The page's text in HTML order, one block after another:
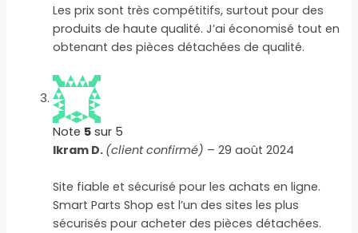
Les prix sont très compétitifs, surtout pour des
produits de haute qualité. J’ai économisé tout en
obtenant des pièces détachées de qualité.
Note 5 sur 5
Ikram D. (client confirmé) – 29 août 2024
Site fiable et sécurisé pour les achats en ligne.
Smart Parts Shop est l’un des sites les plus
sécurisés pour acheter des pièces détachées.